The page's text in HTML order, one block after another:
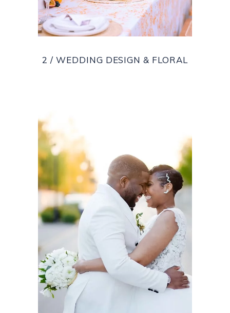
2 / WEDDING DESIGN & FLORAL